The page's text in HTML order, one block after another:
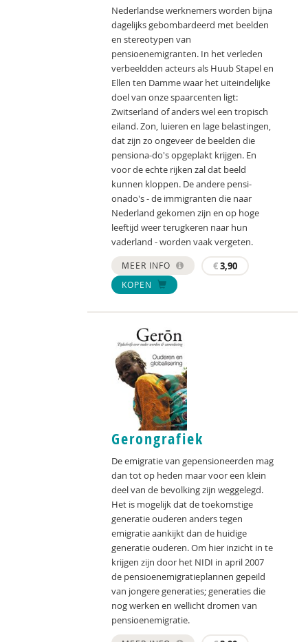
Nederlandse werknemers worden bijna
dagelijks gebombardeerd met beelden
en stereotypen van
pensioenemigranten. In het verleden
verbeeldden acteurs als Huub Stapel en
Ellen ten Damme waar het uiteindelijke
doel van onze spaarcenten ligt:
Zwitserland of anders wel een tropisch
eiland. Zon, luieren en lage belastingen,
dat zijn zo ongeveer de beelden die
pensiona-do's opgeplakt krijgen. En
voor de echte rijken zal dat beeld
kunnen kloppen. De andere pensi-
onado's - de immigranten die naar
Nederland gekomen zijn en op hoge
leeftijd weer terugkeren naar hun
vaderland - worden vaak vergeten.
MEER INFO €3,90
KOPEN
Gerongrafiek
De emigratie van gepensioneerden mag
dan tot op heden maar voor een klein
deel van de bevolking zijn weggelegd.
Het is mogelijk dat de toekomstige
generatie ouderen anders tegen
emigratie aankijkt dan de huidige
generatie ouderen. Om hier inzicht in te
krijgen zijn door het NIDI in april 2007
de pensioenemigratieplannen gepeild
van jongere generaties; generaties die
nog werken en wellicht dromen van
pensioenemigratie.